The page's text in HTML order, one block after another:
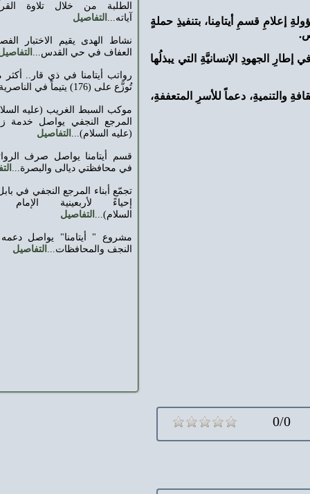
بتنفيذِ حملةٍ
الجهودِ الإنسانيَّةِ التي يبذلُها
للأسرِ المتعففةِ،
الطلبة من خلال تلاوة القرآن الكريم وتدبر
آياته... التفاصيل
نشاط الهدى يقيم الاختبار الفصلي لطالبات نشاط
العفاف في حي القدس...التفاصيل
رواتب أيتامنا في ذي قار.. أكثر من (8) ملايين دينار
تُوزَّع على (176) يتيماً في الناصرية...
التفاصيل
موكب السبط الغريب (عليه السلام) التابع لتجمّع أبناء
المرجع ‏النجفي يواصل خدمة زوار الإمام الحسين
التفاصيل
قسم أيتامنا يواصل صرف الرواتب الشهرية للأيتام
في محافظتي ديالى والبصرة...التفاصيل
تجمّع أبناء المرجع النجفي في بابل يقيم مجالس عزاء
إحياءً ‏لأربعينية الإمام الحسين (عليه
مشروع " أيتامنا" يواصل دعمه لـ 5143 يتيمًا في
التفاصيل